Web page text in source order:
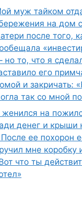
муж тайком
на дом
после того,
то, что я
его
и закричать:
так со мной
женился на
денег и крыши
ее похорон
мне коробку
что ты